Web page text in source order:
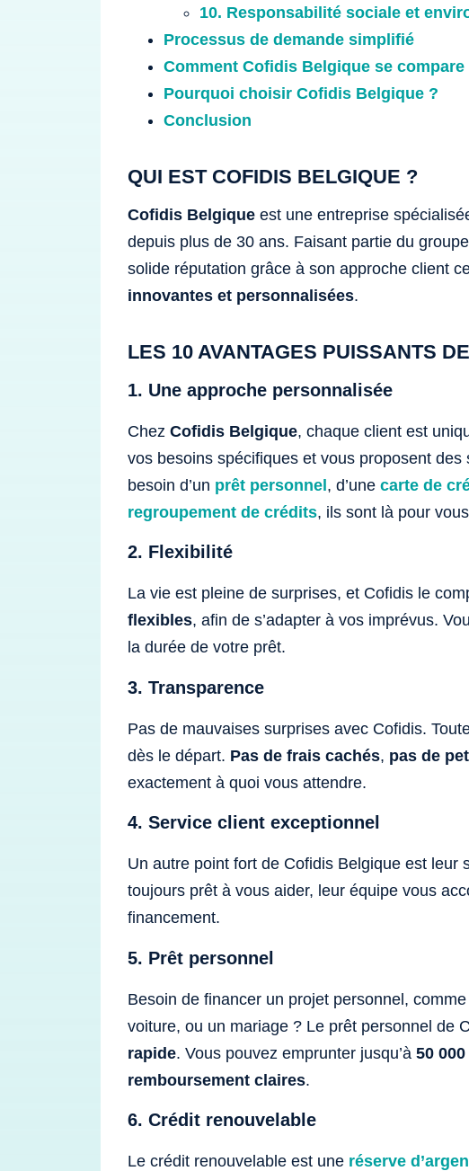
10. Responsabilité sociale et
Processus de demande simplifié
Comment Cofidis Belgique se
Pourquoi choisir Cofidis Belgique ?
Conclusion
QUI EST COFIDIS BELGIQUE ?
Cofidis Belgique est une entreprise
depuis plus de 30 ans. Faisant partie du
solide réputation grâce à son approche client
innovantes et personnalisées.
LES 10 AVANTAGES PUISSANTS
1. Une approche personnalisée
Chez Cofidis Belgique, chaque client est
vos besoins spécifiques et vous proposent
besoin d’un prêt personnel , d’une carte de
regroupement de crédits, ils sont là pour
2. Flexibilité
La vie est pleine de surprises, et Cofidis le
flexibles, afin de s’adapter à vos imprévus.
la durée de votre prêt.
3. Transparence
Pas de mauvaises surprises avec Cofidis.
dès le départ. Pas de frais cachés, pas de
exactement à quoi vous attendre.
4. Service client exceptionnel
Un autre point fort de Cofidis Belgique est leur
toujours prêt à vous aider, leur équipe vous
financement.
5. Prêt personnel
Besoin de financer un projet personnel,
voiture, ou un mariage ? Le prêt personnel de
rapide. Vous pouvez emprunter jusqu’à 50
remboursement claires.
6. Crédit renouvelable
Le crédit renouvelable est une réserve